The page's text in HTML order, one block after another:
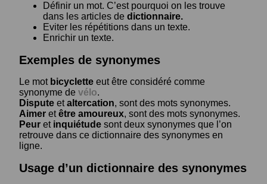
Définir un mot. C’est pourquoi on les trouve
dans les articles de dictionnaire.
Eviter les répétitions dans un texte.
Enrichir un texte.
Exemples de synonymes
Le mot bicyclette eut être considéré comme
synonyme de vélo.
Dispute etaltercation, sont des mots synonymes.
Aimer etêtre amoureux, sont des mots synonymes.
Peur et inquiétude sont deux synonymes que l’on
retrouve dans ce dictionnaire des synonymes en
ligne.
Usage d’un dictionnaire des synonymes